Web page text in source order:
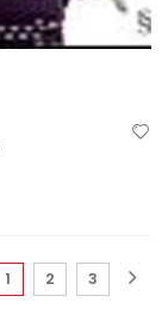
1 (current)
2 3